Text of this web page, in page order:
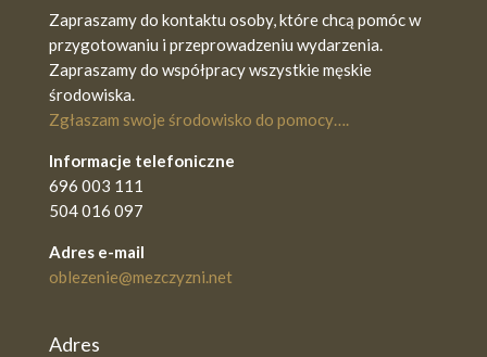
Zapraszamy do kontaktu osoby, które chcą pomóc w
przygotowaniu i przeprowadzeniu wydarzenia.
Zapraszamy do współpracy wszystkie męskie
środowiska.
Zgłaszam swoje środowisko do pomocy….
Informacje telefoniczne
696 003 111
504 016 097
Adres e-mail
oblezenie@mezczyzni.net
Adres